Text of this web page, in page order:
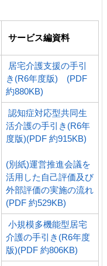
サービス編資料
居宅介護支援の手引
き(R6年度版) (PDF
約880KB)
認知症対応型共同生
活介護の手引き(R6年
度版)(PDF 約915KB)
(別紙)運営推進会議を
活用した自己評価及び
外部評価の実施の流れ
(PDF 約529KB)
小規模多機能型居宅
介護の手引き(R6年度
版)(PDF 約806KB)